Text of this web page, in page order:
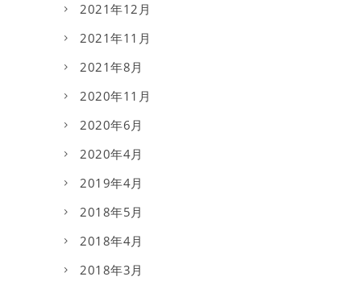
2021年12月
2021年11月
2021年8月
2020年11月
2020年6月
2020年4月
2019年4月
2018年5月
2018年4月
2018年3月